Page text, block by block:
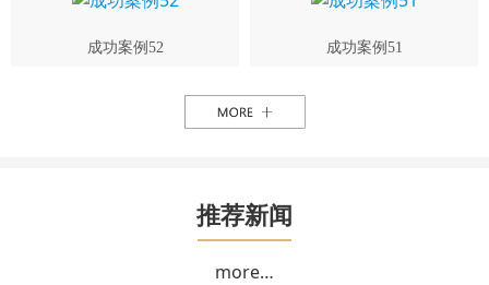
成功案例52 成功案例51
推荐新闻
more…